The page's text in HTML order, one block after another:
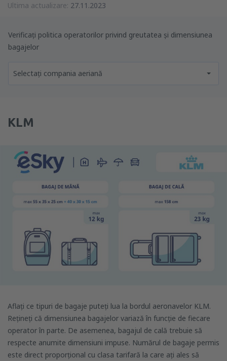
Ultima actualizare: 27.11.2023
Verificați politica operatorilor privind greutatea și dimensiunea
bagajelor
Selectați compania aeriană
KLM
Aflați ce tipuri de bagaje puteți lua la bordul aeronavelor KLM.
Rețineți că dimensiunea bagajelor variază în funcție de fiecare
operator în parte. De asemenea, bagajul de cală trebuie să
respecte anumite dimensiuni impuse. Numărul de bagaje permis
este direct proporțional cu clasa tarifară la care ați ales să